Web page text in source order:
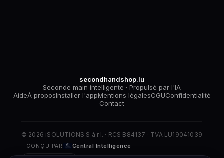
secondhandshop.lu
Seconde main intelligente · Propulsé par l'IA
AideÀ proposInstaller l'appMentions légalesCGUConfidentialité
Contact
© 2026 iSOLUTIONS S.à r.l. · RCS B84137 · TVA LU19041039
CONÇU PAR Central Intelligence